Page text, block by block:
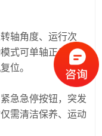
轴角度、运行次
式可单轴正反转、
位。
急急停按钮，突发
需清洁保养、运动